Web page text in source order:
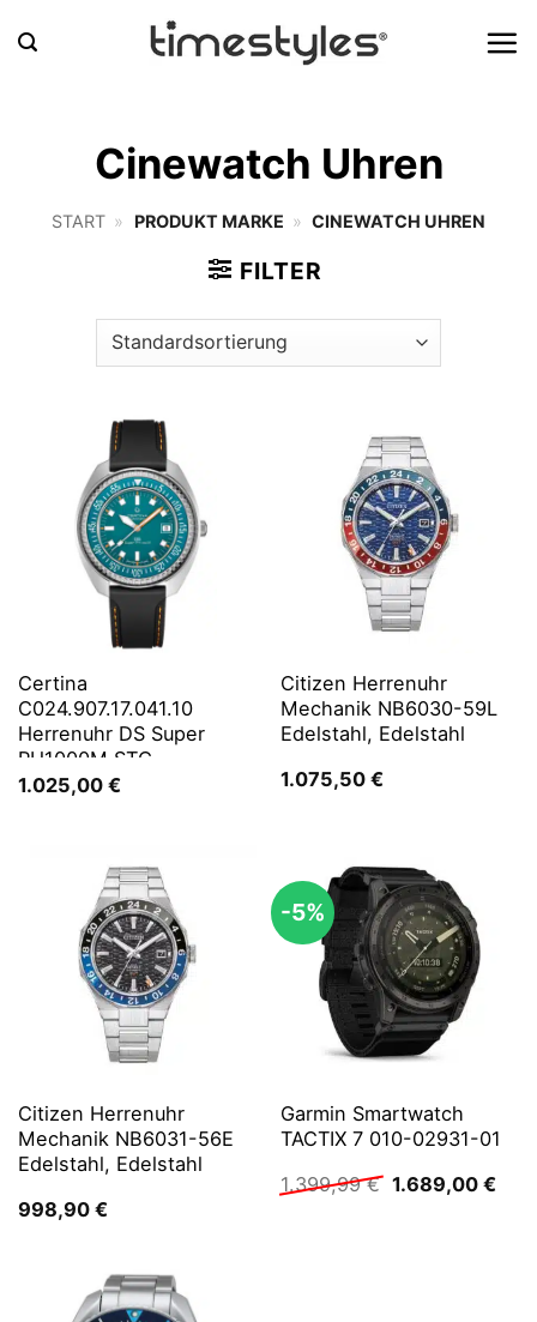
Inhalt
Cinewatch Uhren
START » PRODUKT MARKE » CINEWATCH UHREN
FILTER
Certina
C024.907.17.041.10
Herrenuhr DS Super
PH1000M STC
1.025,00 €
Citizen Herrenuhr
Mechanik NB6030-59L
Edelstahl, Edelstahl
1.075,50 €
Citizen Herrenuhr
Mechanik NB6031-56E
Edelstahl, Edelstahl
998,90 €
-5%
Garmin Smartwatch
TACTIX 7 010-02931-01
1.399,99€ Ursprünglicher
1.689,00 €